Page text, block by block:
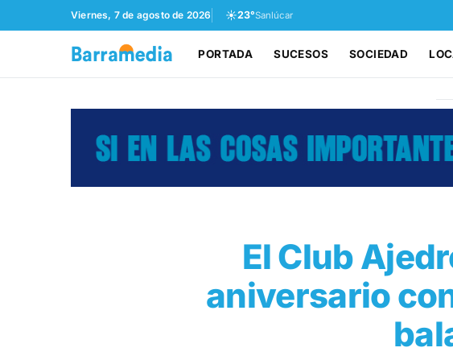
Viernes, 7 de agosto de 2026 ☀️23°Sanlúcar
PORTADA SUCESOS SOCIEDAD
El Club
aniversario